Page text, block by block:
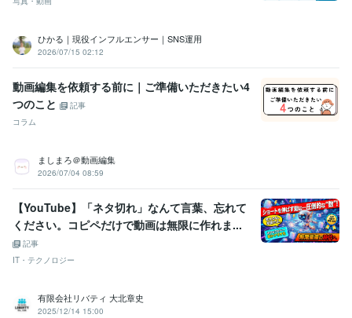
ひかる｜現役インフルエンサー｜SNS運用
2026/07/15 02:12
動画編集を依頼する前に｜ご準備いただきたい4
つのこと
記事
コラム
ましまろ＠動画編集
2026/07/04 08:59
【YouTube】「ネタ切れ」なんて言葉、忘れて
ください。コピペだけで動画は無限に作れま...
記事
IT・テクノロジー
有限会社リバティ 大北章史
2025/12/14 15:00